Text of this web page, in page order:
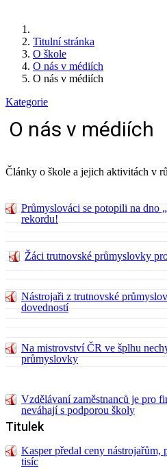
Titulní stránka
O škole
O nás v médiích
O nás v médiích
Kategorie
O nás v médiích
Články o škole a jejich aktivitách v
Průmyslováci se potopili na dno
rekordu!
Žáci trutnovské průmyslovky
Nástrojaři z trutnovské
dovedností
Na mistrovství ČR ve šplhu
průmyslovky
Vzdělávaní zaměstnanců je pro
neváhají s podporou školy
Kasper předal ceny nástrojařům,
tisíc
Titulek